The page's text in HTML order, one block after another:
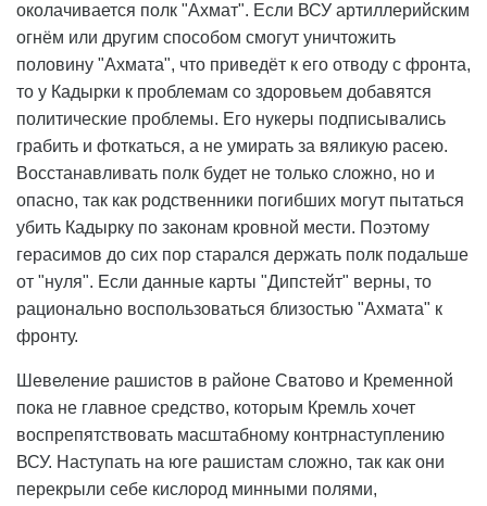
околачивается полк "Ахмат". Если ВСУ артиллерийским
огнём или другим способом смогут уничтожить
половину "Ахмата", что приведёт к его отводу с фронта,
то у Кадырки к проблемам со здоровьем добавятся
политические проблемы. Его нукеры подписывались
грабить и фоткаться, а не умирать за вяликую расею.
Восстанавливать полк будет не только сложно, но и
опасно, так как родственники погибших могут пытаться
убить Кадырку по законам кровной мести. Поэтому
герасимов до сих пор старался держать полк подальше
от "нуля". Если данные карты "Дипстейт" верны, то
рационально воспользоваться близостью "Ахмата" к
фронту.
Шевеление рашистов в районе Сватово и Кременной
пока не главное средство, которым Кремль хочет
воспрепятствовать масштабному контрнаступлению
ВСУ. Наступать на юге рашистам сложно, так как они
перекрыли себе кислород минными полями,